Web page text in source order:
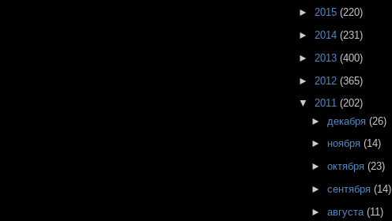
►2015(220)
►2014(231)
► 2013(400)
► 2012(365)
▼2011(202)
► декабря (26)
► ноября (14)
► октября (23)
► сентября (14)
► августа (11)